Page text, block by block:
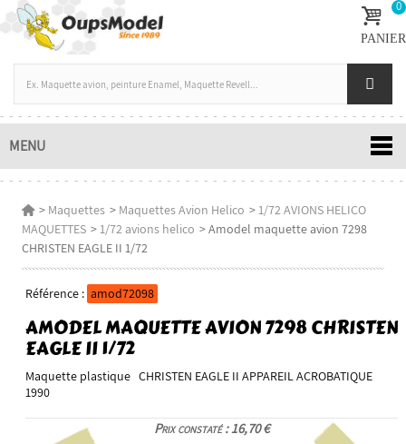
0
PANIER
MENU
> Maquettes > Maquettes Avion Helico >1/72 AVIONS HELICO
MAQUETTES >1/72 avions helico >Amodel maquette avion 7298
CHRISTEN EAGLE II 1/72
Référence : amod72098
AMODEL MAQUETTE AVION 7298 CHRISTEN
EAGLE II 1/72
Maquette plastique CHRISTEN EAGLE II APPAREIL ACROBATIQUE
1990
Prix constaté : 16,70 €